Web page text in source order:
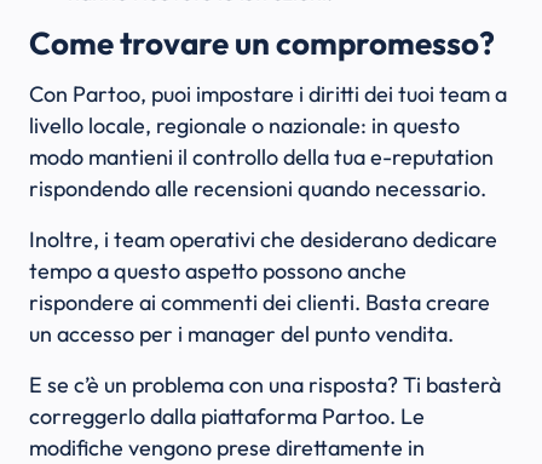
Come trovare un compromesso?
Con Partoo, puoi impostare i diritti dei tuoi team a
livello locale, regionale o nazionale: in questo
modo mantieni il controllo della tua e-reputation
rispondendo alle recensioni quando necessario.
Inoltre, i team operativi che desiderano dedicare
tempo a questo aspetto possono anche
rispondere ai commenti dei clienti. Basta creare
un accesso per i manager del punto vendita.
E se c’è un problema con una risposta? Ti basterà
correggerlo dalla piattaforma Partoo. Le
modifiche vengono prese direttamente in